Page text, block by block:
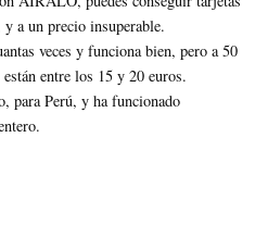
a un precio insuperable.
veces y funciona bien, pero a 50
entre los 15 y 20 euros.
para Perú, y ha funcionado